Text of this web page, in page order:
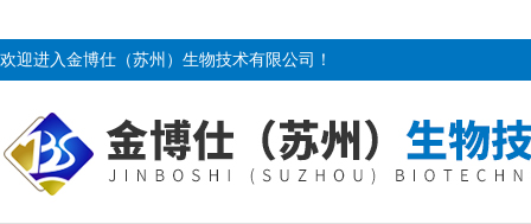
欢迎进入金博仕（苏州）生物技术有限公司！